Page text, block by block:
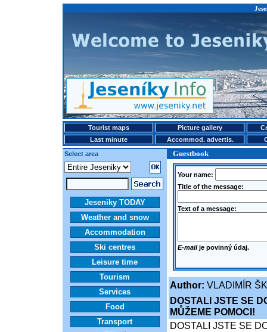
Tourist maps Picture gallery
Last minute
Accommod. advertis.
Select area
Guestbook
Jeseniky TODAY
Weather and snow
Accommodation
Ski centres
Leisure time
Tourism
Services
Food
Transport
Your name:
Title of the message:
Text of a message:
E-mailje povinný údaj.
Author: VLADIMÍR
DOSTALI JSTE SE
MŮŽEME POMOCI!
DOSTALI JSTE SE